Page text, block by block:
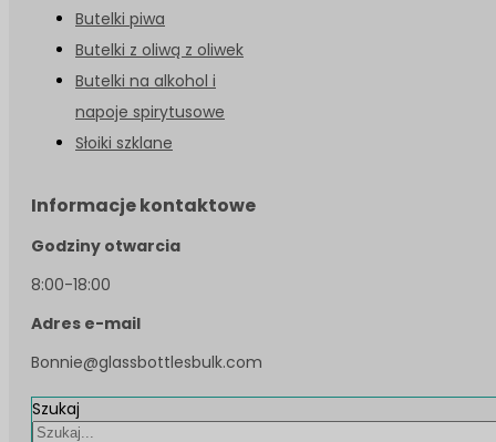
Butelki piwa
Butelki z oliwą z oliwek
Butelki na alkohol i
napoje spirytusowe
Słoiki szklane
Informacje kontaktowe
Godziny otwarcia
8:00-18:00
Adres e-mail
Bonnie@glassbottlesbulk.com
Szukaj